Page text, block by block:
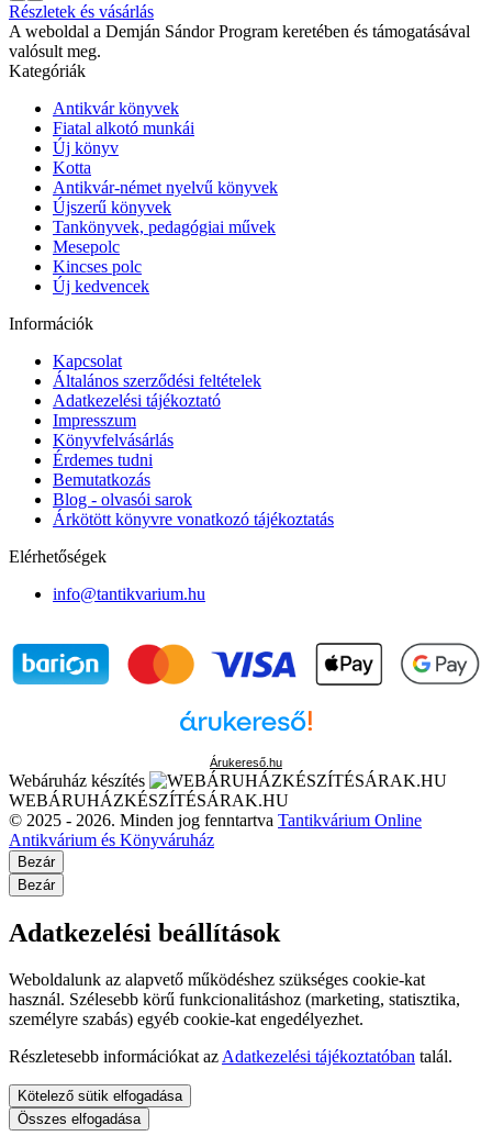
Részletek és vásárlás
A weboldal a Demján Sándor Program keretében és támogatásával
valósult meg.
Kategóriák
Antikvár könyvek
Fiatal alkotó munkái
Új könyv
Kotta
Antikvár-német nyelvű könyvek
Újszerű könyvek
Tankönyvek, pedagógiai művek
Mesepolc
Kincses polc
Új kedvencek
Információk
Kapcsolat
Általános szerződési feltételek
Adatkezelési tájékoztató
Impresszum
Könyvfelvásárlás
Érdemes tudni
Bemutatkozás
Blog - olvasói sarok
Árkötött könyvre vonatkozó tájékoztatás
Elérhetőségek
info@tantikvarium.hu
Árukereső.hu
Webáruház készítés
WEBÁRUHÁZKÉSZÍTÉSÁRAK.HU
© 2025 - 2026. Minden jog fenntartva Tantikvárium Online
Antikvárium és Könyváruház
Bezár
Bezár
Adatkezelési beállítások
Weboldalunk az alapvető működéshez szükséges cookie-kat
használ. Szélesebb körű funkcionalitáshoz (marketing, statisztika,
személyre szabás) egyéb cookie-kat engedélyezhet.
Részletesebb információkat az Adatkezelési tájékoztatóban talál.
Kötelező sütik elfogadása
Összes elfogadása